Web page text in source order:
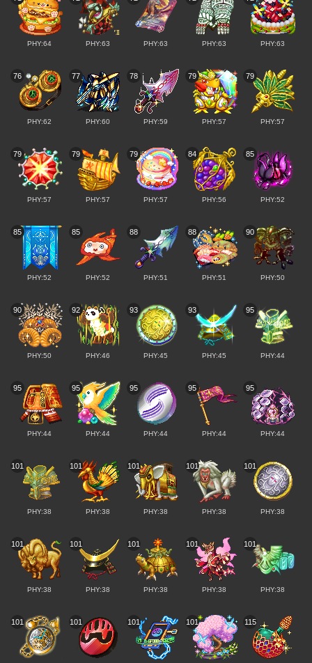
PHY:64 PHY:63 PHY:63 PHY:63 PHY:63
76
PHY:62
77
PHY:60
78
PHY:59
79
PHY:57
79
PHY:57
79
PHY:57
79
PHY:57
79
PHY:57
84
PHY:56
85
PHY:52
85
PHY:52
85
PHY:52
88
PHY:51
88
PHY:51
90
PHY:50
90
PHY:50
92
PHY:46
93
PHY:45
93
PHY:45
95
PHY:44
95
PHY:44
95
PHY:44
95
PHY:44
95
PHY:44
95
PHY:44
101
PHY:38
101
PHY:38
101
PHY:38
101
PHY:38
101
PHY:38
101
PHY:38
101
PHY:38
101
PHY:38
101
PHY:38
101
PHY:38
101 101 101 101 115